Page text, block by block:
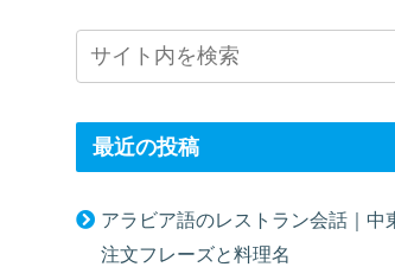
最近の投稿
アラビア語のレストラン会話｜中
注文フレーズと料理名